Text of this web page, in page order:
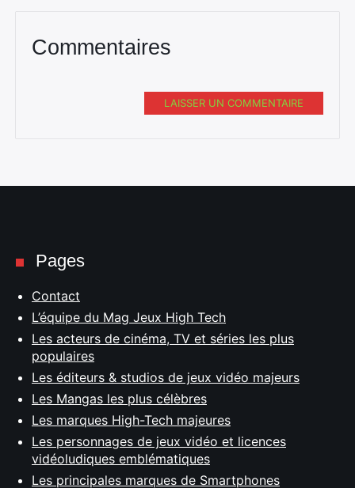
Commentaires
LAISSER UN COMMENTAIRE
Pages
Contact
L’équipe du Mag Jeux High Tech
Les acteurs de cinéma, TV et séries les plus
populaires
Les éditeurs & studios de jeux vidéo majeurs
Les Mangas les plus célèbres
Les marques High-Tech majeures
Les personnages de jeux vidéo et licences
vidéoludiques emblématiques
Les principales marques de Smartphones